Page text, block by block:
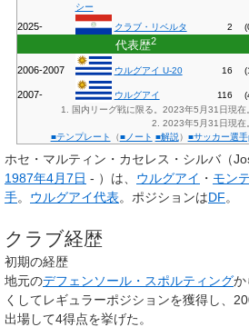
シー
2025- クラブ・リベルタ 2
代表歴2
2006-2007 ウルグアイ U-20 16
2007- ウルグアイ 116
1. 国内リーグ戦に限る。2023年5月31日現在
2. 2023年5月31日現在
■テンプレート
（■ノート ■解説） ■サッカー選
ホセ・マルティン・カセレス・シルバ（
1987年4月7日 - ）は、 ウルグアイ ・ モン
手。 ウルグアイ代表。ポジションはDF。
クラブ経歴
初期の経歴
地元のデフェンソール・スポルティングか
くしてレギュラーポジションを獲得し、
出場して4得点を挙げた。